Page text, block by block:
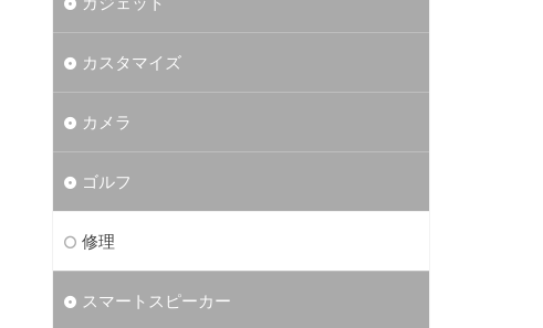
カスタマイズ
カメラ
ゴルフ
修理
スマートスピーカー